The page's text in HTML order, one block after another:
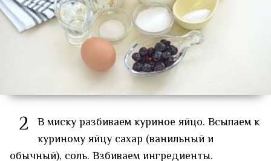
2 В миску разбиваем куриное яйцо. Всыпаем к
куриному яйцу сахар (ванильный и
обычный), соль. Взбиваем ингредиенты.